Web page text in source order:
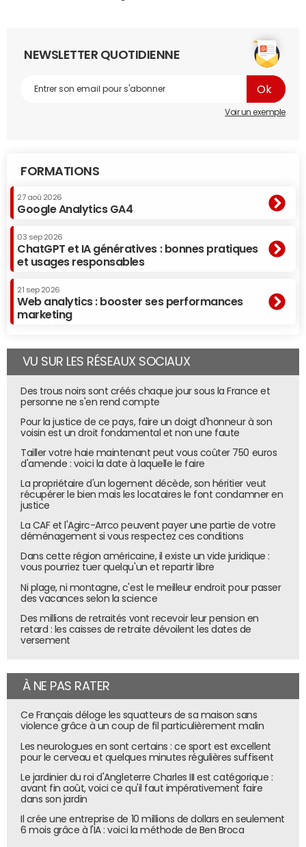
NEWSLETTER QUOTIDIENNE
Voir un exemple
FORMATIONS
27 aoû 2026
Google Analytics GA4
03 sep 2026
ChatGPT et IA génératives : bonnes pratiques
et usages responsables
21 sep 2026
Web analytics : booster ses performances
marketing
VU SUR LES RÉSEAUX SOCIAUX
Des trous noirs sont créés chaque jour sous la France et
personne ne s'en rend compte
Pour la justice de ce pays, faire un doigt d'honneur à son
voisin est un droit fondamental et non une faute
Tailler votre haie maintenant peut vous coûter 750 euros
d'amende : voici la date à laquelle le faire
La propriétaire d'un logement décède, son héritier veut
récupérer le bien mais les locataires le font condamner en
justice
La CAF et l'Agirc-Arrco peuvent payer une partie de votre
déménagement si vous respectez ces conditions
Dans cette région américaine, il existe un vide juridique :
vous pourriez tuer quelqu'un et repartir libre
Ni plage, ni montagne, c'est le meilleur endroit pour passer
des vacances selon la science
Des millions de retraités vont recevoir leur pension en
retard : les caisses de retraite dévoilent les dates de
versement
À NE PAS RATER
Ce Français déloge les squatteurs de sa maison sans
violence grâce à un coup de fil particulièrement malin
Les neurologues en sont certains : ce sport est excellent
pour le cerveau et quelques minutes régulières suffisent
Le jardinier du roi d'Angleterre Charles III est catégorique :
avant fin août, voici ce qu'il faut impérativement faire
dans son jardin
Il crée une entreprise de 10 millions de dollars en seulement
6 mois grâce à l'IA : voici la méthode de Ben Broca